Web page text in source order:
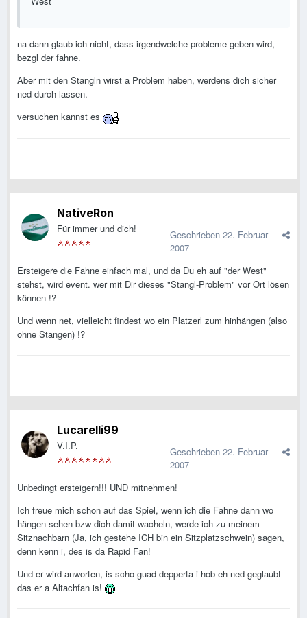
na dann glaub ich nicht, dass irgendwelche probleme geben wird,
bezgl der fahne.
Aber mit den Stangln wirst a Problem haben, werdens dich sicher
ned durch lassen.
versuchen kannst es
NativeRon
Für immer und dich! Geschrieben 22. Februar
2007
Ersteigere die Fahne einfach mal, und da Du eh auf "der West"
stehst, wird event. wer mit Dir dieses "Stangl-Problem" vor Ort lösen
können !?
Und wenn net, vielleicht findest wo ein Platzerl zum hinhängen (also
ohne Stangen) !?
Lucarelli99
V.I.P. Geschrieben 22. Februar
2007
Unbedingt ersteigern!!! UND mitnehmen!
Ich freue mich schon auf das Spiel, wenn ich die Fahne dann wo
hängen sehen bzw dich damit wacheln, werde ich zu meinem
Sitznachbarn (Ja, ich gestehe ICH bin ein Sitzplatzschwein) sagen,
denn kenn i, des is da Rapid Fan!
Und er wird anworten, is scho guad depperta i hob eh ned geglaubt
das er a Altachfan is!